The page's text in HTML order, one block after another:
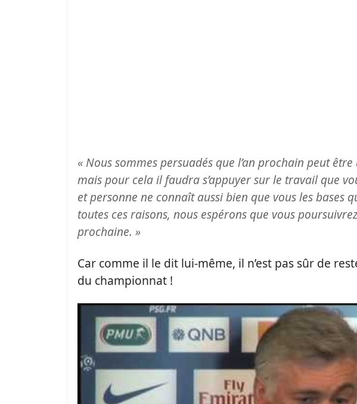
« Nous sommes persuadés que l’an prochain peut
mais pour cela il faudra s’appuyer sur le travail que
et personne ne connaît aussi bien que vous les bases
toutes ces raisons, nous espérons que vous
prochaine. »
Car comme il le dit lui-même, il n’est pas sûr de
du championnat !